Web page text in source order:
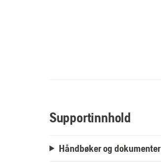
Supportinnhold
Håndbøker og dokumenter